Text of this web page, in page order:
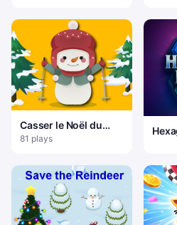
Casser le Noël du
bonhomme de neige
81 plays